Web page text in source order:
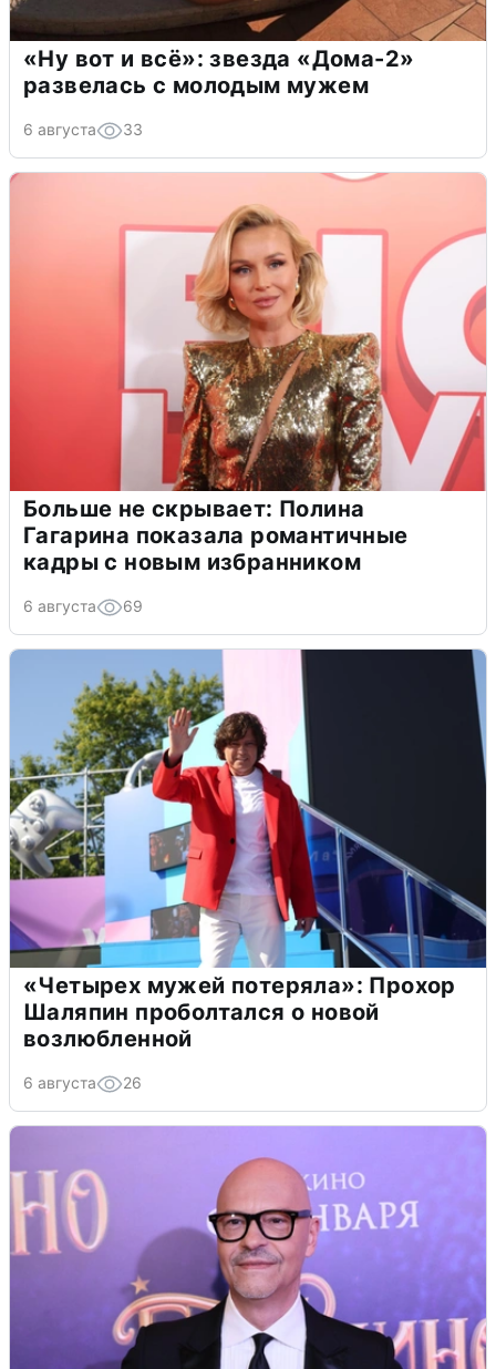
«Ну вот и всё»: звезда «Дома-2»
развелась с молодым мужем
6 августа 33
Больше не скрывает: Полина
Гагарина показала романтичные
кадры с новым избранником
6 августа 69
«Четырех мужей потеряла»: Прохор
Шаляпин проболтался о новой
возлюбленной
6 августа 26